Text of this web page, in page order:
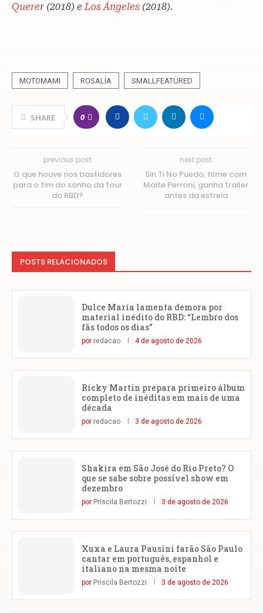
Querer (2018) eLos Ángeles (2018).
MOTOMAMI ROSALÍA SMALLFEATURED
SHARE 0
previous post
O que houve nos bastidores
para o fim do sonho da tour
do RBD?
next post
Sin Ti No Puedo, filme com
Maite Perroni, ganha trailer
antes da estreia
POSTS RELACIONADOS
Dulce María lamenta demora por
material inédito do RBD: “Lembro dos
fãs todos os dias”
por redacao 4 de agosto de 2026
Ricky Martin prepara primeiro álbum
completo de inéditas em mais de uma
década
por redacao 3 de agosto de 2026
Shakira em São José do Rio Preto? O
que se sabe sobre possível show em
dezembro
por Priscila Bertozzi 3 de agosto de 2026
Xuxa e Laura Pausini farão São Paulo
cantar em português, espanhol e
italiano na mesma noite
por Priscila Bertozzi 3 de agosto de 2026